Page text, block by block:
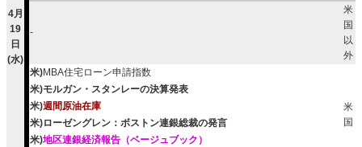
4月
19
日
(水)
-
米
国
以
外
米)MBA住宅ローン申請指数
米
国
米)モルガン・スタンレーの決算発表
米)週間原油在庫
米)ローゼングレン：ボストン連銀総裁の発言
米)地区連銀経済報告（ベージュブック）